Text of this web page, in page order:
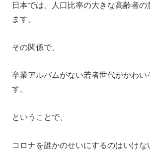
日本では、人口比率の大きな高齢者の
ます。
その関係で、
卒業アルバムがない若者世代がかわい
す。
ということで、
コロナを誰かのせいにするのはいけな